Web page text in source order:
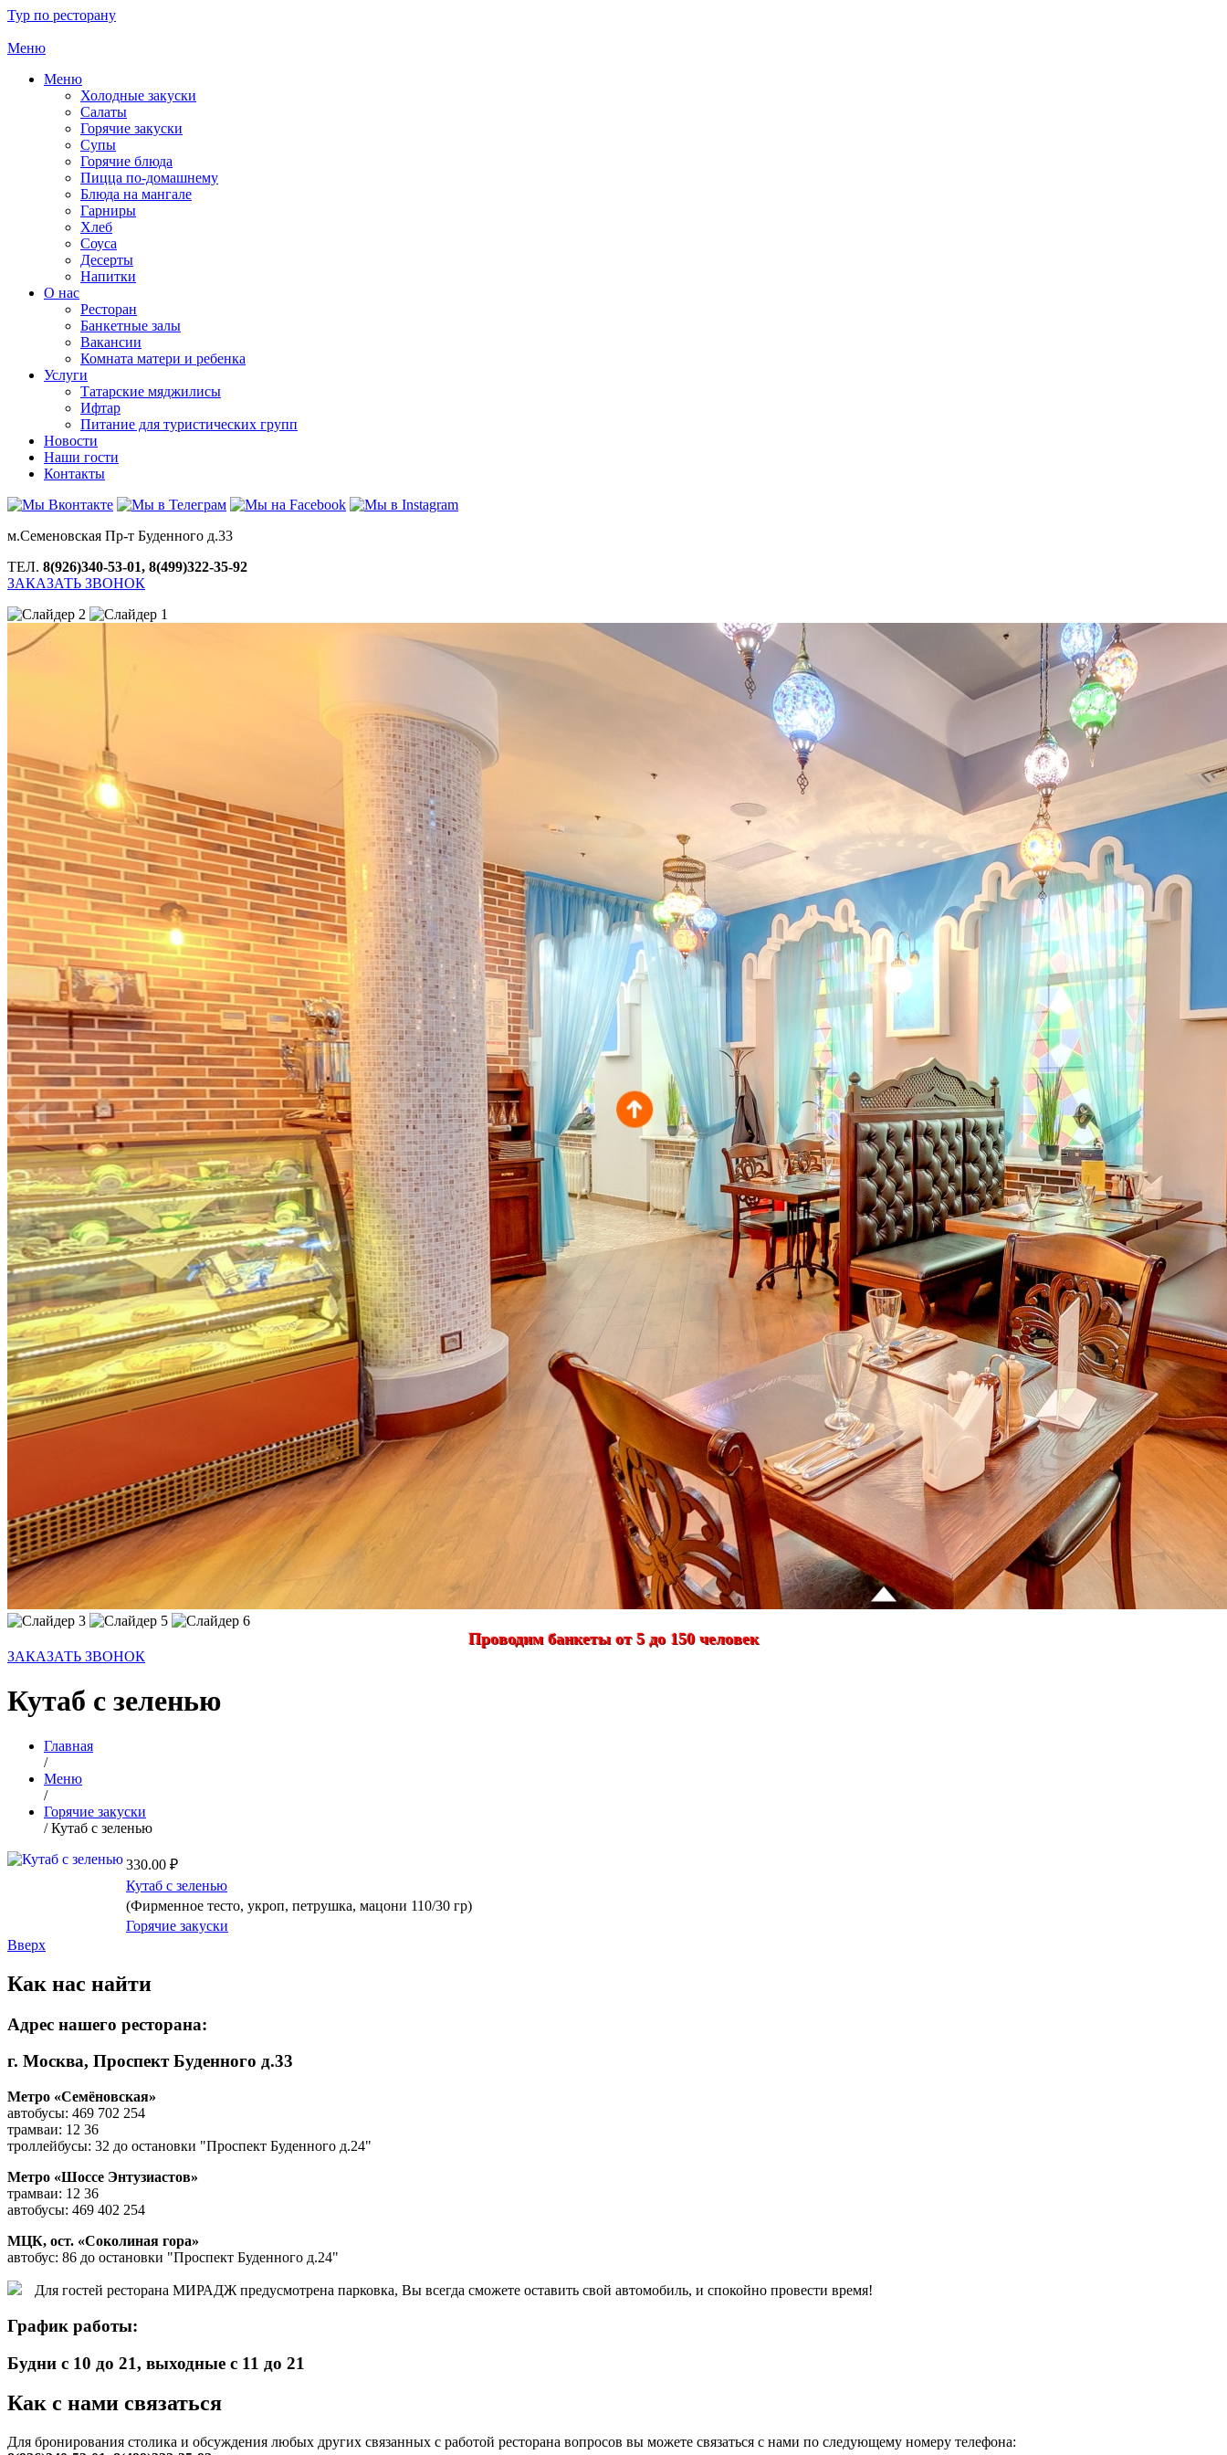
Тур по ресторану
Меню
Меню
Холодные закуски
Салаты
Горячие закуски
Супы
Горячие блюда
Пицца по-домашнему
Блюда на мангале
Гарниры
Хлеб
Соуса
Десерты
Напитки
О нас
Ресторан
Банкетные залы
Вакансии
Комната матери и ребенка
Услуги
Татарские мяджилисы
Ифтар
Питание для туристических групп
Новости
Наши гости
Контакты
м.Семеновская Пр-т Буденного д.33
ТЕЛ. 8(926)340-53-01, 8(499)322-35-92
ЗАКАЗАТЬ ЗВОНОК
Проводим банкеты от 5 до 150 человек
ЗАКАЗАТЬ ЗВОНОК
Кутаб с зеленью
Главная
/
Меню
/
Горячие закуски
/Кутаб с зеленью
330.00 ₽
Кутаб с зеленью
(Фирменное тесто, укроп, петрушка, мацони 110/30 гр)
Горячие закуски
Вверх
Как нас найти
Адрес нашего ресторана:
г. Москва, Проспект Буденного д.33
Метро «Семёновская»
автобусы: 469 702 254
трамваи: 12 36
троллейбусы: 32 до остановки "Проспект Буденного д.24"
Метро «Шоссе Энтузиастов»
трамваи: 12 36
автобусы: 469 402 254
МЦК, ост. «Соколиная гора»
автобус: 86 до остановки "Проспект Буденного д.24"
Для гостей ресторана МИРАДЖ предусмотрена парковка, Вы всегда сможете оставить свой автомобиль, и спокойно провести время!
График работы:
Будни с 10 до 21, выходные с 11 до 21
Как с нами связаться
Для бронирования столика и обсуждения любых других связанных с работой ресторана вопросов вы можете связаться с нами по следующему номеру телефона: